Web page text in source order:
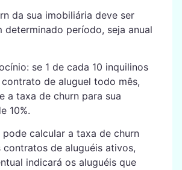
da sua imobiliária deve ser
determinado período, seja anual
se 1 de cada 10 inquilinos
de aluguel todo mês,
a taxa de churn para sua
10%.
calcular a taxa de churn
contratos de aluguéis ativos,
indicará os aluguéis que